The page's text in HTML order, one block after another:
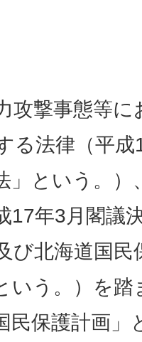
攻撃事態等
る法律（平
」という。）
17年3月閣議
び北海道国民
いう。）を
民保護計画」